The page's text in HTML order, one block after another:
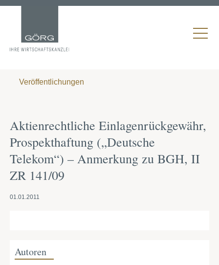
Veröffentlichungen
Aktienrechtliche Einlagenrückgewähr,
Prospekthaftung („Deutsche
Telekom“) – Anmerkung zu BGH, II
ZR 141/09
01.01.2011
Autoren